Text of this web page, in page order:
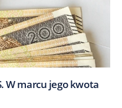
W marcu jego kwota